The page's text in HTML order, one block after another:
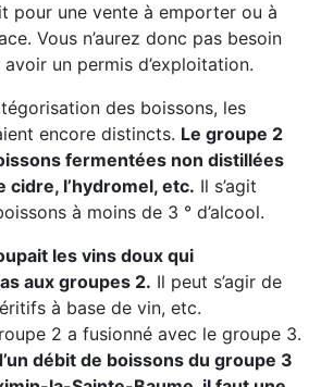
pour une vente à emporter ou à
Vous n’aurez donc pas besoin
un permis d’exploitation.
des boissons, les
encore distincts. Le groupe 2
fermentées non distillées
cidre, l’hydromel, etc. Il s’agit
à moins de 3 ° d’alcool.
les vins doux qui
aux groupes 2. Il peut s’agir de
à base de vin, etc.
2 a fusionné avec le groupe 3.
débit de boissons du groupe 3